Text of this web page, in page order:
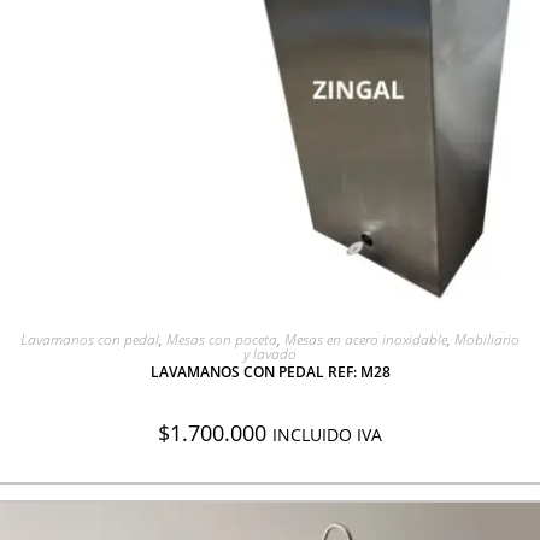
AGREGAR A COTIZACIÓN
Lavamanos con pedal, Mesas con poceta, Mesas en acero inoxidable, Mobiliario
y lavado
LAVAMANOS CON PEDAL REF: M28
$1.700.000 INCLUIDO IVA